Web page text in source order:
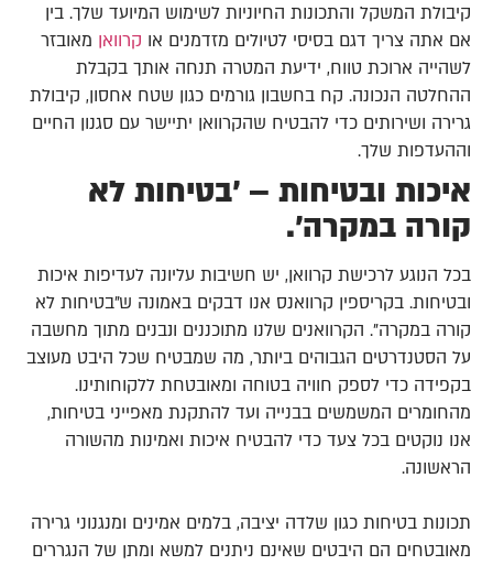
קיבולת המשקל והתכונות החיוניות לשימוש המיועד שלך. בין
אם אתה צריך דגם בסיסי לטיולים מזדמנים או קרוואן מאובזר
לשהייה ארוכת טווח, ידיעת המטרה תנחה אותך בקבלת
ההחלטה הנכונה. קח בחשבון גורמים כגון שטח אחסון, קיבולת
גרירה ושירותים כדי להבטיח שהקרוואן יתיישר עם סגנון החיים
וההעדפות שלך.
איכות ובטיחות – 'בטיחות לא
קורה במקרה'.
בכל הנוגע לרכישת קרוואן, יש חשיבות עליונה לעדיפות איכות
ובטיחות. בקריספין קרוואנס אנו דבקים באמונה ש"בטיחות לא
קורה במקרה". הקרוואנים שלנו מתוכננים ונבנים מתוך מחשבה
על הסטנדרטים הגבוהים ביותר, מה שמבטיח שכל היבט מעוצב
בקפידה כדי לספק חוויה בטוחה ומאובטחת ללקוחותינו.
מהחומרים המשמשים בבנייה ועד להתקנת מאפייני בטיחות,
אנו נוקטים בכל צעד כדי להבטיח איכות ואמינות מהשורה
הראשונה.
תכונות בטיחות כגון שלדה יציבה, בלמים אמינים ומנגנוני גרירה
מאובטחים הם היבטים שאינם ניתנים למשא ומתן של הנגררים